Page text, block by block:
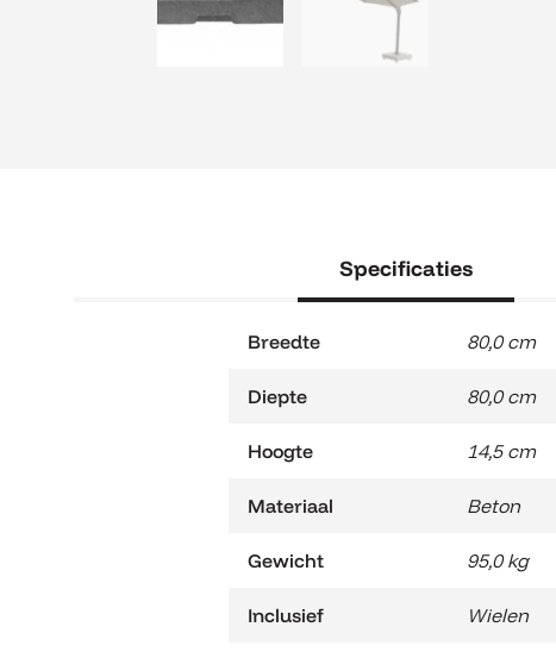
Specificaties
Breedte 80,0 cm
Diepte 80,0 cm
Hoogte 14,5 cm
Materiaal Beton
Gewicht 95,0 kg
Inclusief Wielen